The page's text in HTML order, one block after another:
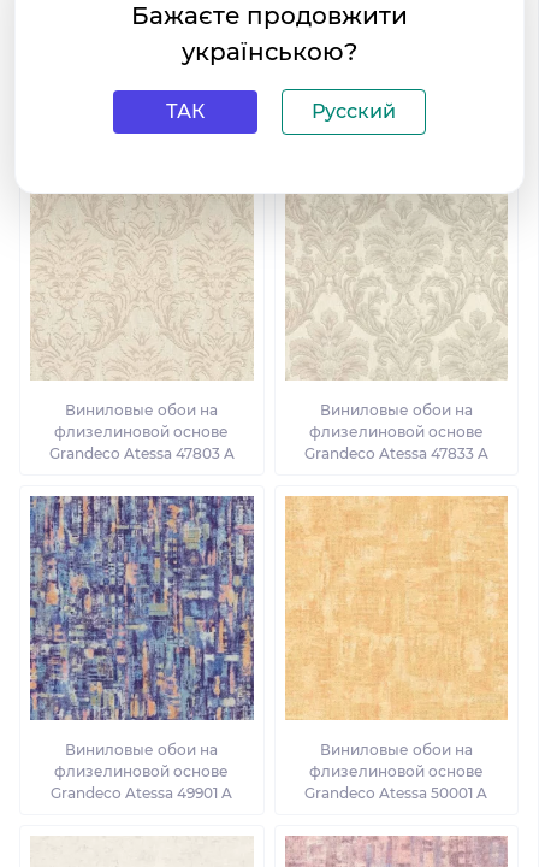
Виниловые обои на
флизелиновой основе
Grandeco Atessa 49502 A
флизелиновой основе
Grandeco Atessa 49601 A
Виниловые обои на
флизелиновой основе
Grandeco Atessa 47803 A
Виниловые обои на
флизелиновой основе
Grandeco Atessa 47833 A
Виниловые обои на
флизелиновой основе
Grandeco Atessa 49901 A
Виниловые обои на
флизелиновой основе
Grandeco Atessa 50001 A
Бажаєте продовжити
українською?
ТАК Русский